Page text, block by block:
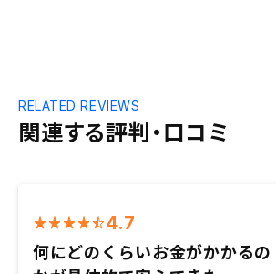
関連する評判・口コミ
RELATED REVIEWS
4.7
何にどのくらいお金がかかるの